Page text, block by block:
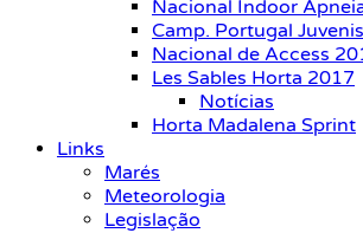
Nacional Indoor
Camp. Portugal
Nacional de Access
Les Sables Horta 2017
Notícias
Horta Madalena Sprint
Links
Marés
Meteorologia
Legislação